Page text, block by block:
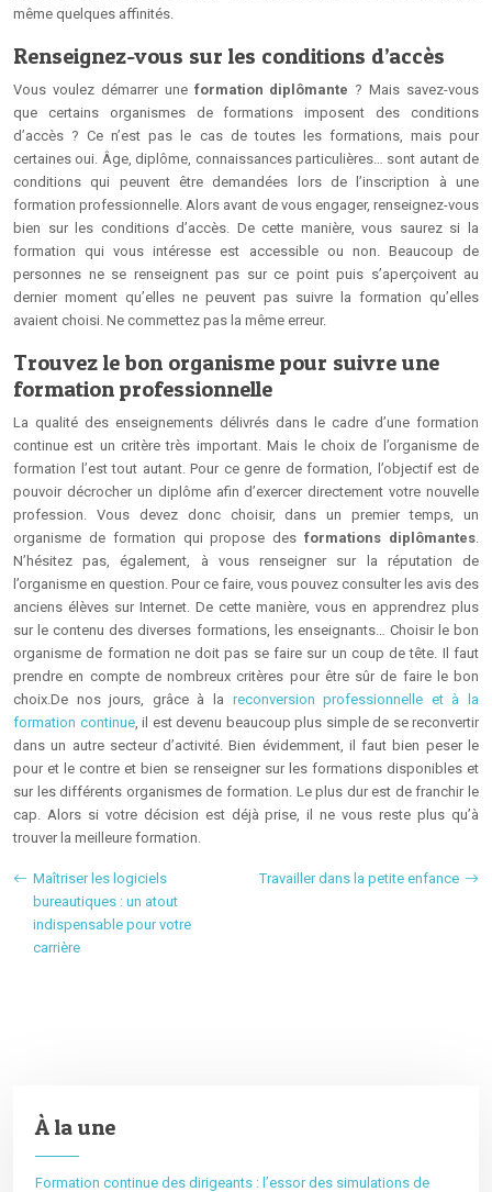
même quelques affinités.
Renseignez-vous sur les conditions d’accès
Vous voulez démarrer une formation diplômante ? Mais savez-vous
que certains organismes de formations imposent des conditions
d’accès ? Ce n’est pas le cas de toutes les formations, mais pour
certaines oui. Âge, diplôme, connaissances particulières… sont autant de
conditions qui peuvent être demandées lors de l’inscription à une
formation professionnelle. Alors avant de vous engager, renseignez-vous
bien sur les conditions d’accès. De cette manière, vous saurez si la
formation qui vous intéresse est accessible ou non. Beaucoup de
personnes ne se renseignent pas sur ce point puis s’aperçoivent au
dernier moment qu’elles ne peuvent pas suivre la formation qu’elles
avaient choisi. Ne commettez pas la même erreur.
Trouvez le bon organisme pour suivre une
formation professionnelle
La qualité des enseignements délivrés dans le cadre d’une formation
continue est un critère très important. Mais le choix de l’organisme de
formation l’est tout autant. Pour ce genre de formation, l’objectif est de
pouvoir décrocher un diplôme afin d’exercer directement votre nouvelle
profession. Vous devez donc choisir, dans un premier temps, un
organisme de formation qui propose desformations diplômantes.
N’hésitez pas, également, à vous renseigner sur la réputation de
l’organisme en question. Pour ce faire, vous pouvez consulter les avis des
anciens élèves sur Internet. De cette manière, vous en apprendrez plus
sur le contenu des diverses formations, les enseignants… Choisir le bon
organisme de formation ne doit pas se faire sur un coup de tête. Il faut
prendre en compte de nombreux critères pour être sûr de faire le bon
choix.De nos jours, grâce à la reconversion professionnelle et à la
formation continue, il est devenu beaucoup plus simple de se reconvertir
dans un autre secteur d’activité. Bien évidemment, il faut bien peser le
pour et le contre et bien se renseigner sur les formations disponibles et
sur les différents organismes de formation. Le plus dur est de franchir le
cap. Alors si votre décision est déjà prise, il ne vous reste plus qu’à
trouver la meilleure formation.
Maîtriser les logiciels
bureautiques : un atout
indispensable pour votre
carrière
Travailler dans la petite enfance
À la une
Formation continue des dirigeants : l’essor des simulations de